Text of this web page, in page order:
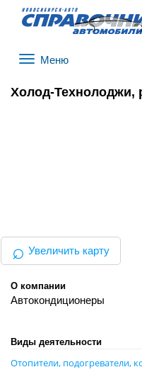
Холод-Технолоджи,
⌕ Увеличить карту
О компании
Автокондиционеры
Виды деятельности
Отопители, подогреватели,